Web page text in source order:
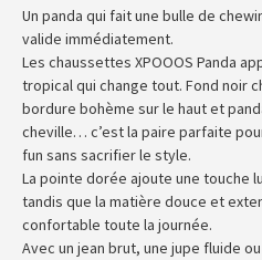
Un panda qui fait une bulle de
valide immédiatement.
Les chaussettes XPOOOS Panda
tropical qui change tout. Fond noir
bordure bohème sur le haut et
cheville… c’est la paire parfaite
fun sans sacrifier le style.
La pointe dorée ajoute une touche
tandis que la matière douce et
confortable toute la journée.
Avec un jean brut, une jupe fluide